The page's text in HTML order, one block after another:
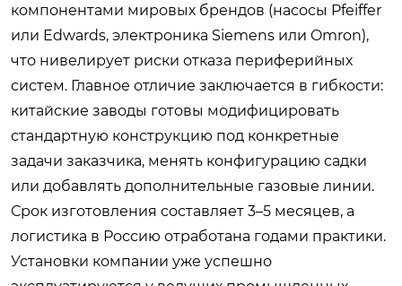
компонентами мировых брендов (насосы Pfeiffer
или Edwards, электроника Siemens или Omron),
что нивелирует риски отказа периферийных
систем. Главное отличие заключается в гибкости:
китайские заводы готовы модифицировать
стандартную конструкцию под конкретные
задачи заказчика, менять конфигурацию садки
или добавлять дополнительные газовые линии.
Срок изготовления составляет 3–5 месяцев, а
логистика в Россию отработана годами практики.
Установки компании уже успешно